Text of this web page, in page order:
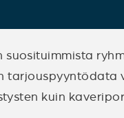
suosituimmista
tarjouspyyntödata
kuin